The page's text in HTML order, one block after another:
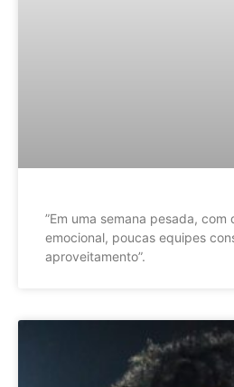
”Em uma semana pesada,
emocional, poucas equipes
aproveitamento”.